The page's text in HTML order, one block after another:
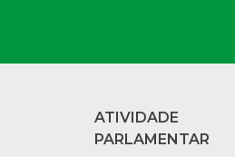
ATIVIDADE
PARLAMENTAR